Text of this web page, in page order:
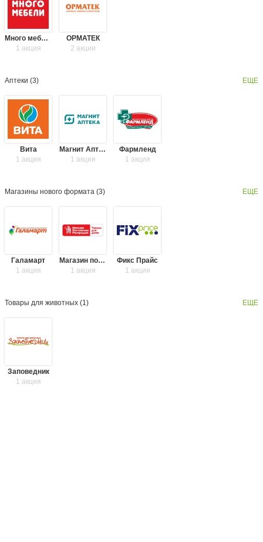
Много мебели
1 акция
ОРМАТЕК
2 акции
Аптеки (3) ЕЩЕ
Вита
1 акция
Магнит Аптека
1 акция
Фармленд
1 акция
Магазины нового формата (3) ЕЩЕ
Галамарт
1 акция
Магазин постоянных распродаж
1 акция
Фикс Прайс
1 акция
Товары для животных (1) ЕЩЕ
Заповедник
1 акция